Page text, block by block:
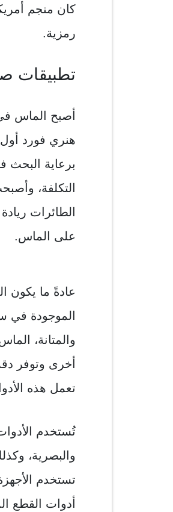
كان منجم
رمزية.
تطبيقات
أصبح الماس
هنري فورد
برعاية البحث
التكلفة،
الطائرات
على الماس.
عادةً ما يكون
الموجودة في
والمتانة،
أخرى وتوفر
تعمل هذه
تُستخدم
والبصرية،
تستخدم
أدوات القطع